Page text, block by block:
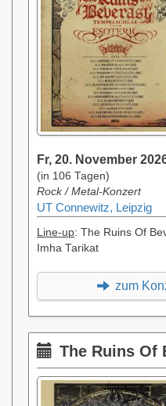
Fr, 20. November
(in 106 Tagen)
Rock / Metal-Konzert
UT Connewitz, Leipzig
Line-up: The Ruins Of
Imha Tarikat
zum
The Ruins Of